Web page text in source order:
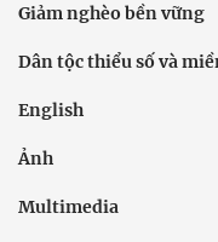
Giảm nghèo bền vững
Dân tộc thiểu số và
English
Ảnh
Multimedia